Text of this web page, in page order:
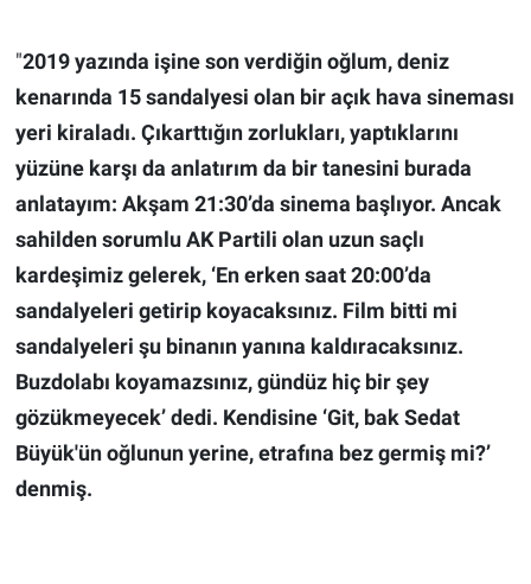
"2019 yazında işine son verdiğin oğlum, deniz
kenarında 15 sandalyesi olan bir açık hava sineması
yeri kiraladı. Çıkarttığın zorlukları, yaptıklarını
yüzüne karşı da anlatırım da bir tanesini burada
anlatayım: Akşam 21:30’da sinema başlıyor. Ancak
sahilden sorumlu AK Partili olan uzun saçlı
kardeşimiz gelerek, ‘En erken saat 20:00’da
sandalyeleri getirip koyacaksınız. Film bitti mi
sandalyeleri şu binanın yanına kaldıracaksınız.
Buzdolabı koyamazsınız, gündüz hiç bir şey
gözükmeyecek’ dedi. Kendisine ‘Git, bak Sedat
Büyük'ün oğlunun yerine, etrafına bez germiş mi?’
denmiş.